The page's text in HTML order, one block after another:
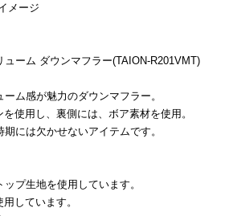
メージ
ューム ダウンマフラー(TAION-R201VMT)
ム感が魅力のダウンマフラー。
使用し、裏側には、ボア素材を使用。
には欠かせないアイテムです。
プ生地を使用しています。
しています。